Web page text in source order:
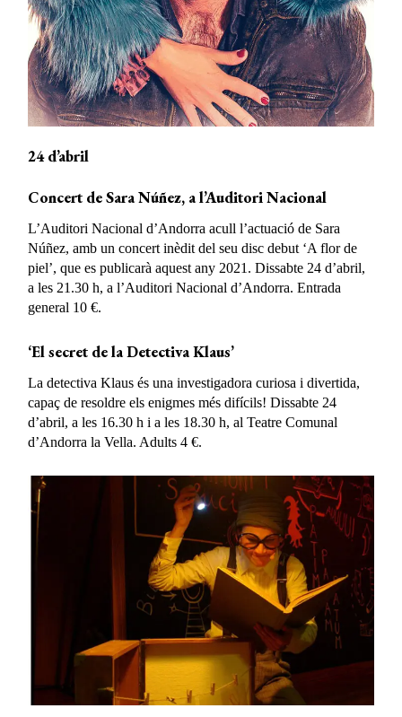
24 d’abril
Concert de Sara Núñez, a l’Auditori Nacional
L’Auditori Nacional d’Andorra acull l’actuació de Sara
Núñez, amb un concert inèdit del seu disc debut ‘A flor de
piel’, que es publicarà aquest any 2021. Dissabte 24 d’abril,
a les 21.30 h, a l’Auditori Nacional d’Andorra. Entrada
general 10 €.
‘El secret de la Detectiva Klaus’
La detectiva Klaus és una investigadora curiosa i divertida,
capaç de resoldre els enigmes més difícils! Dissabte 24
d’abril, a les 16.30 h i a les 18.30 h, al Teatre Comunal
d’Andorra la Vella. Adults 4 €.